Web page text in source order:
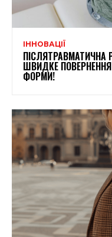
ІННОВАЦІЇ
ПІСЛЯТРАВМАТИЧНА
ШВИДКЕ
ФОРМИ!